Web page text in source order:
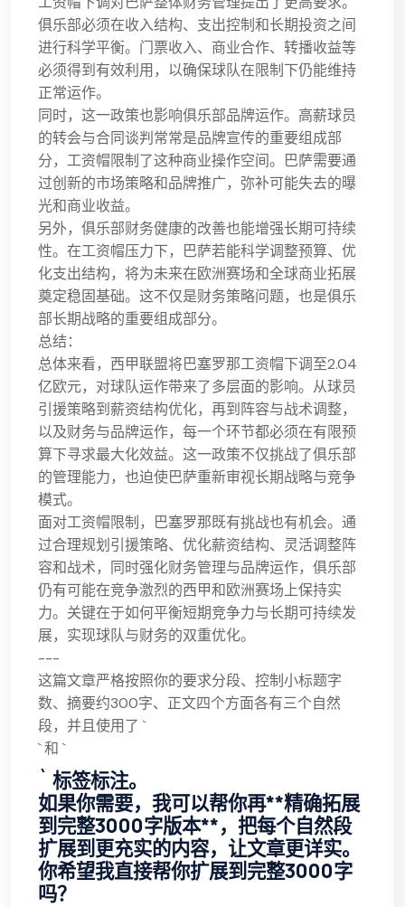
俱乐部必须在收入结构、支出控制和长期投资之间
进行科学平衡。门票收入、商业合作、转播收益等
必须得到有效利用，以确保球队在限制下仍能维持
正常运作。
同时，这一政策也影响俱乐部品牌运作。高薪球员
的转会与合同谈判常常是品牌宣传的重要组成部
分，工资帽限制了这种商业操作空间。巴萨需要通
过创新的市场策略和品牌推广，弥补可能失去的曝
光和商业收益。
另外，俱乐部财务健康的改善也能增强长期可持续
性。在工资帽压力下，巴萨若能科学调整预算、优
化支出结构，将为未来在欧洲赛场和全球商业拓展
奠定稳固基础。这不仅是财务策略问题，也是俱乐
部长期战略的重要组成部分。
总结：
总体来看，西甲联盟将巴塞罗那工资帽下调至2.04
亿欧元，对球队运作带来了多层面的影响。从球员
引援策略到薪资结构优化，再到阵容与战术调整，
以及财务与品牌运作，每一个环节都必须在有限预
算下寻求最大化效益。这一政策不仅挑战了俱乐部
的管理能力，也迫使巴萨重新审视长期战略与竞争
模式。
面对工资帽限制，巴塞罗那既有挑战也有机会。通
过合理规划引援策略、优化薪资结构、灵活调整阵
容和战术，同时强化财务管理与品牌运作，俱乐部
仍有可能在竞争激烈的西甲和欧洲赛场上保持实
力。关键在于如何平衡短期竞争力与长期可持续发
展，实现球队与财务的双重优化。
---
这篇文章严格按照你的要求分段、控制小标题字
数、摘要约300字、正文四个方面各有三个自然
段，并且使用了 `
` 和 `
` 标签标注。
如果你需要，我可以帮你再**精确拓展
到完整3000字版本**，把每个自然段
扩展到更充实的内容，让文章更详实。
你希望我直接帮你扩展到完整3000字
吗？